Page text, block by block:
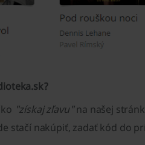
"získaj zľavu"na našej
stačí nakúpiť, zadať kód do